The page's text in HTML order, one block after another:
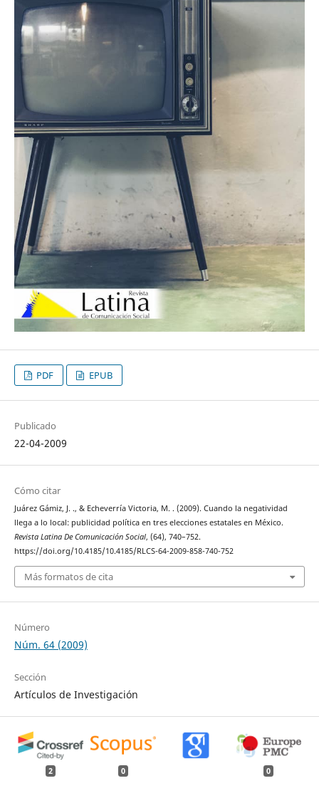
PDF EPUB
Publicado
22-04-2009
Cómo citar
Juárez Gámiz, J. ., & Echeverría Victoria, M. . (2009). Cuando la negatividad
llega a lo local: publicidad política en tres elecciones estatales en México.
Revista Latina De Comunicación Social, (64), 740–752.
https://doi.org/10.4185/10.4185/RLCS-64-2009-858-740-752
Más formatos de cita
Número
Núm. 64 (2009)
Sección
Artículos de Investigación
2 0 0